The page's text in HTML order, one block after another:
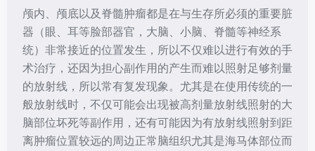
颅内、颅底以及脊髓肿瘤都是在与生存所必须的重要脏
器（眼、耳等脸部器官，大脑、小脑、脊髓等神经系
统）非常接近的位置发生，所以不仅难以进行有效的手
术治疗，还因为担心副作用的产生而难以照射足够剂量
的放射线，所以常有复发现象。尤其是在使用传统的一
般放射线时，不仅可能会出现被高剂量放射线照射的大
脑部位坏死等副作用，还有可能因为有放射线照射到距
离肿瘤位置较远的周边正常脑组织尤其是海马体部位而